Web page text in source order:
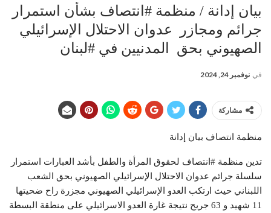
بيان إدانة / منظمة #انتصاف بشأن استمرار
جرائم ومجازر عدوان الاحتلال الإسرائيلي
الصهيوني بحق المدنيين في #لبنان
في نوفمبر 24, 2024
مشاركة
منظمة انتصاف بيان إدانة
تدين منظمة #انتصاف لحقوق المرأة والطفل بأشد العبارات استمرار
سلسلة جرائم عدوان الاحتلال الإسرائيلي الصهيوني بحق الشعب
اللبناني حيث ارتكب العدو الإسرائيلي الصهيوني مجزرة راح ضحيتها
11 شهيد و 63 جريح نتيجة غارة العدو الاسرائيلي على منطقة البسطة